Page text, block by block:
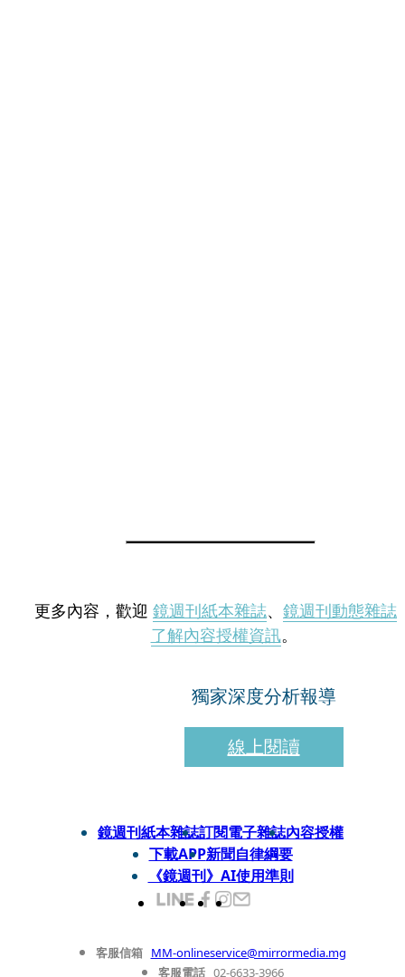
更多內容，歡迎 鏡週刊紙本雜誌、 鏡週刊動態雜誌
了解內容授權資訊。
獨家深度分析報導
線上閱讀
鏡週刊紙本雜誌訂閱電子雜誌內容授權
下載APP新聞自律綱要
《鏡週刊》AI使用準則
客服信箱 MM-onlineservice@mirrormedia.mg
客服電話 02-6633-3966